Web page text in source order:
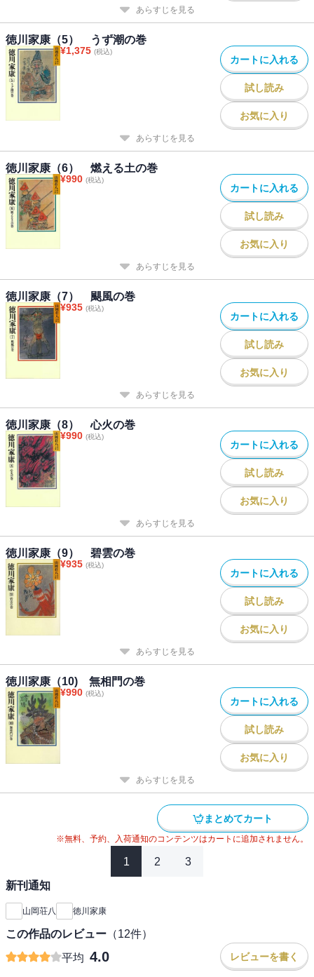
あらすじを見る
徳川家康（5） うず潮の巻
¥1,375 (税込)
カートに入れる
試し読み
お気に入り
あらすじを見る
徳川家康（6） 燃える土の巻
¥990 (税込)
カートに入れる
試し読み
お気に入り
あらすじを見る
徳川家康（7） 颶風の巻
¥935 (税込)
カートに入れる
試し読み
お気に入り
あらすじを見る
徳川家康（8） 心火の巻
¥990 (税込)
カートに入れる
試し読み
お気に入り
あらすじを見る
徳川家康（9） 碧雲の巻
¥935 (税込)
カートに入れる
試し読み
お気に入り
あらすじを見る
徳川家康（10) 無相門の巻
¥990 (税込)
カートに入れる
試し読み
お気に入り
あらすじを見る
まとめてカート
※無料、予約、入荷通知のコンテンツはカートに追加されません。
1 2 3
新刊通知
山岡荘八 徳川家康
この作品のレビュー （12件）
平均 4.0 レビューを書く